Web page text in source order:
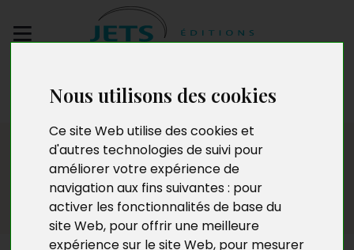
Nous utilisons des cookies
Ce site Web utilise des cookies et
d'autres technologies de suivi pour
améliorer votre expérience de
navigation aux fins suivantes : pour
activer les fonctionnalités de base du
site Web, pour offrir une meilleure
expérience sur le site Web, pour mesurer
manuscrit
Presse